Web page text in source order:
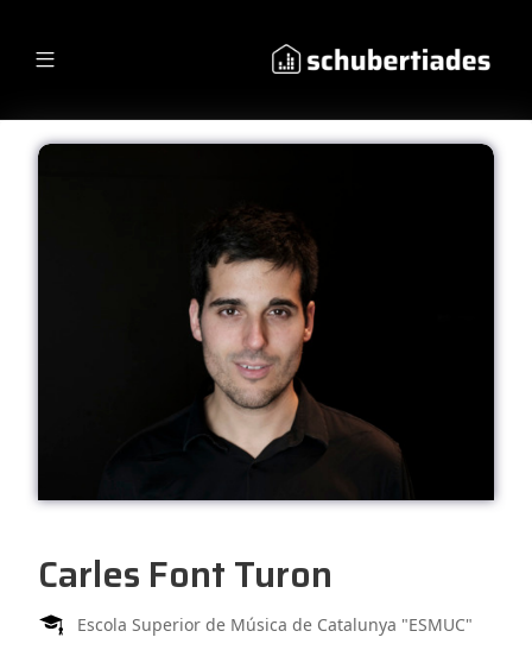
Carles Font Turon
Escola Superior de Música de Catalunya "ESMUC"